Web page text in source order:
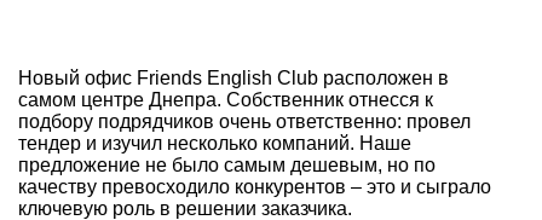
Новый офис Friends English Club расположен в
самом центре Днепра. Собственник отнесся к
подбору подрядчиков очень ответственно: провел
тендер и изучил несколько компаний. Наше
предложение не было самым дешевым, но по
качеству превосходило конкурентов – это и сыграло
ключевую роль в решении заказчика.